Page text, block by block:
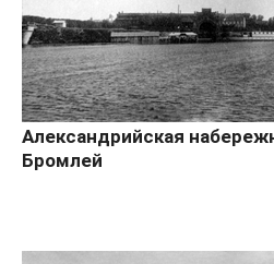
Александрийская
Бромлей